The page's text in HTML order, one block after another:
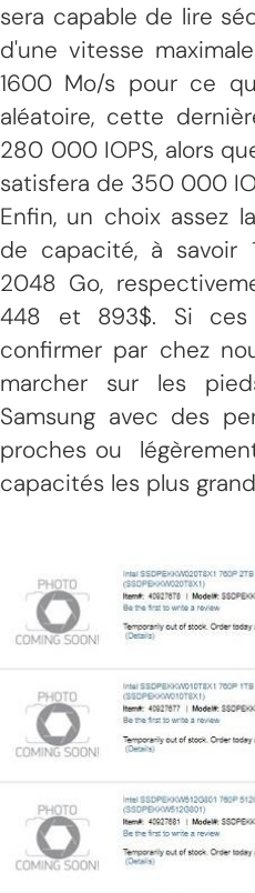
sera capable de lire
d'une vitesse
1600 Mo/s pour ce
aléatoire, cette
280 000 IOPS, alors
satisfera de 350 000
Enfin, un choix assez
de capacité, à savoir
2048 Go,
448 et 893$. Si
confirmer par chez
marcher sur les
Samsung avec des
proches ou
capacités les plus